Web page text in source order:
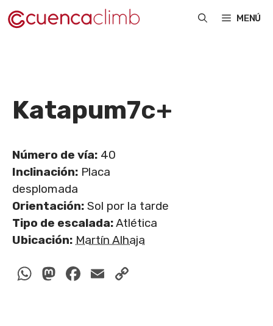
Saltar
al
MENÚ
Katapum7c+
Número de vía: 40
Inclinación: Placa
desplomada
Orientación: Sol por la tarde
Tipo de escalada:Atlética
Ubicación: Martín Alhaja
WhatsApp
Mastodon
Facebook
Email